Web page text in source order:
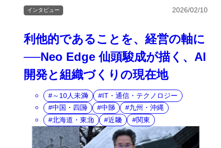
利他的であることを、経営の軸に
──Neo Edge 仙頭駿成が描く、AI
開発と組織づくりの現在地
インタビュー 2026/02/10
～10人未満
IT・通信・テクノロジー
中国・四国
中部
九州・沖縄
北海道・東北
近畿 関東